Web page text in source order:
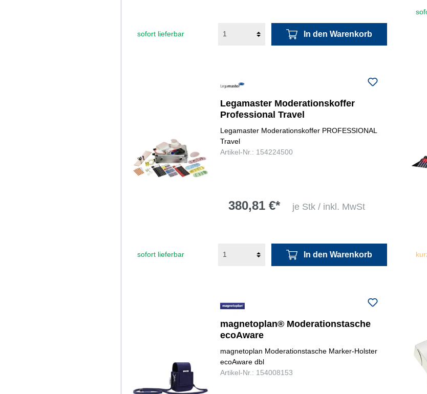
sofort lieferbar In den Warenkorb
Legamaster Moderationskoffer
Professional Travel
Legamaster Moderationskoffer PROFESSIONAL
Travel
Artikel-Nr.: 154224500
380,81 €* je Stk / inkl. MwSt
sofort lieferbar In den Warenkorb
magnetoplan® Moderationstasche
ecoAware
magnetoplan Moderationstasche Marker-Holster
ecoAware dbl
Artikel-Nr.: 154008153